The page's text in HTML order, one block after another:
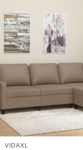
VIDAXL